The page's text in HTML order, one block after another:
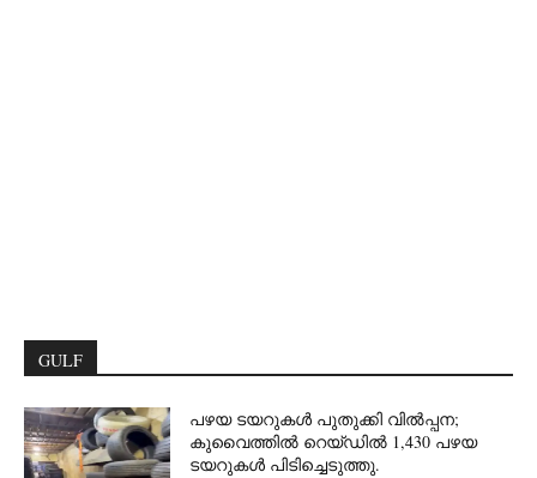
GULF
പഴയ ടയറുകൾ പുതുക്കി വിൽപ്പന;
കുവൈത്തിൽ റെയ്ഡിൽ 1,430 പഴയ
ടയറുകൾ പിടിച്ചെടുത്തു.